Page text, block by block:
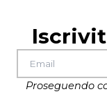
Radim
Distributore:
Formato di
Proseguendo